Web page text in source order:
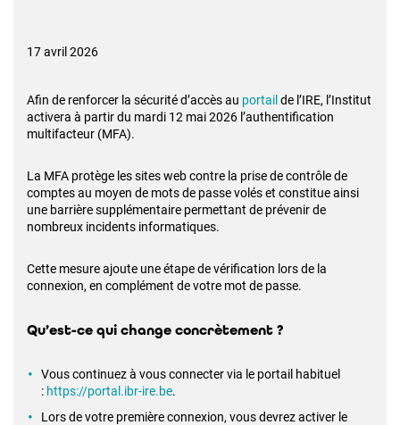
17 avril 2026
Afin de renforcer la sécurité d’accès au portail de l’IRE, l’Institut
activera à partir du mardi 12 mai 2026 l’authentification
multifacteur (MFA).
La MFA protège les sites web contre la prise de contrôle de
comptes au moyen de mots de passe volés et constitue ainsi
une barrière supplémentaire permettant de prévenir de
nombreux incidents informatiques.
Cette mesure ajoute une étape de vérification lors de la
connexion, en complément de votre mot de passe.
Qu’est-ce qui change concrètement ?
Vous continuez à vous connecter via le portail habituel
: https://portal.ibr-ire.be.
Lors de votre première connexion, vous devrez activer le